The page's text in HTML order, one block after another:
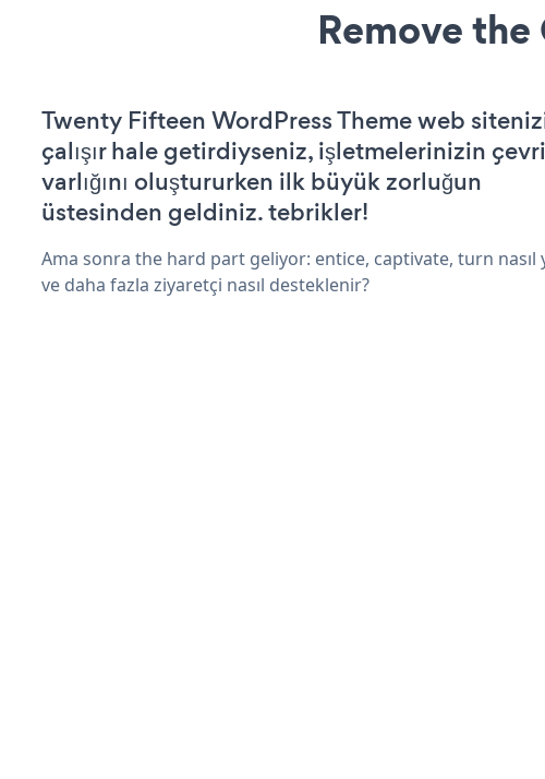
Remove
Twenty Fifteen WordPress Theme web
çalışır hale getirdiyseniz, işletmelerinizin
varlığını oluştururken ilk büyük zorluğun
üstesinden geldiniz. tebrikler!
Ama sonra the hard part geliyor: entice, captivate, turn nasıl
ve daha fazla ziyaretçi nasıl desteklenir?